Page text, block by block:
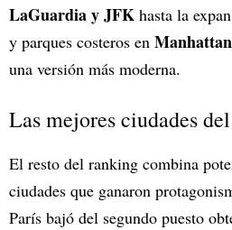
LaGuardia y JFK hasta la
y parques costeros en Manhattan
una versión más moderna.
Las mejores ciudades
El resto del ranking combina
ciudades que ganaron
París bajó del segundo puesto